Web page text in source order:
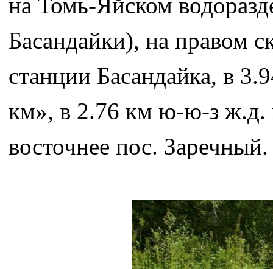
на Томь-Яйском
Басандайки), на правом
станции Басандайка, в
км», в 2.76 км ю-ю-з
восточнее пос. Заречный.